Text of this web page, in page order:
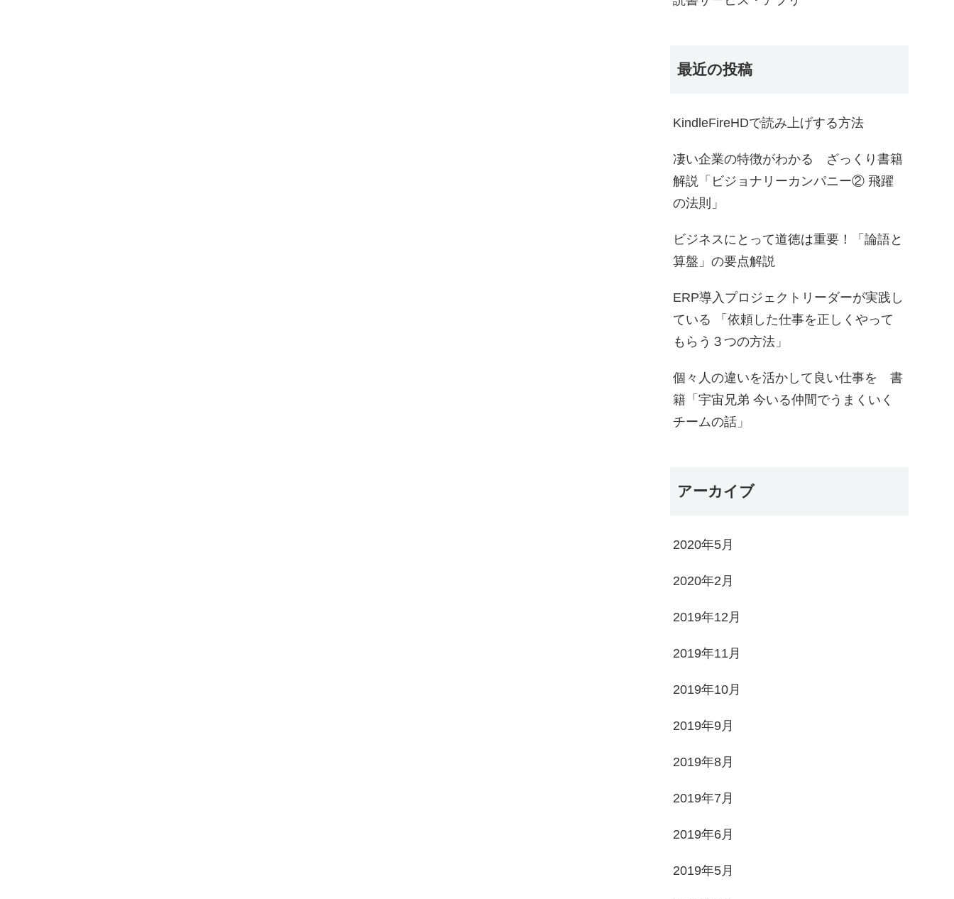
最近の投稿
KindleFireHDで読み上げする方法
凄い企業の特徴がわかる ざっくり書籍
解説「ビジョナリーカンパニー② 飛躍
の法則」
ビジネスにとって道徳は重要！「論語と
算盤」の要点解説
ERP導入プロジェクトリーダーが実践し
ている 「依頼した仕事を正しくやって
もらう３つの方法」
個々人の違いを活かして良い仕事を 書
籍「宇宙兄弟 今いる仲間でうまくいく
チームの話」
アーカイブ
2020年5月
2020年2月
2019年12月
2019年11月
2019年10月
2019年9月
2019年8月
2019年7月
2019年6月
2019年5月